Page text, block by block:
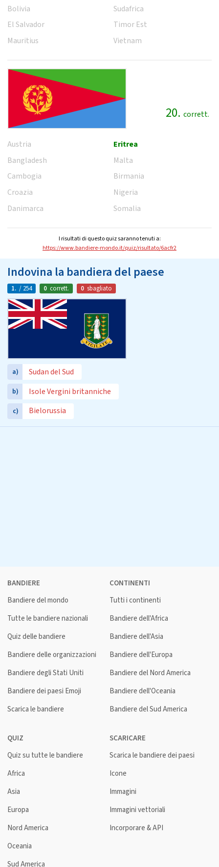
Bolivia
El Salvador
Mauritius
Sudafrica
Timor Est
Vietnam
20. corrett.
Austria
Bangladesh
Cambogia
Croazia
Danimarca
Eritrea
Malta
Birmania
Nigeria
Somalia
I risultati di questo quiz saranno tenuti a:
https://www.bandiere-mondo.it/quiz/risultato/6acfr2
Indovina la bandiera del paese
1. / 254 0 corrett. 0 sbagliato
a) Sudan del Sud
b) Isole Vergini britanniche
c) Bielorussia
BANDIERE
Bandiere del mondo
Tutte le bandiere nazionali
Quiz delle bandiere
Bandiere delle organizzazioni
Bandiere degli Stati Uniti
Bandiere dei paesi Emoji
Scarica le bandiere
CONTINENTI
Tutti i continenti
Bandiere dell'Africa
Bandiere dell'Asia
Bandiere dell'Europa
Bandiere del Nord America
Bandiere dell'Oceania
Bandiere del Sud America
QUIZ
Quiz su tutte le bandiere
Africa
Asia
Europa
Nord America
Oceania
Sud America
SCARICARE
Scarica le bandiere dei paesi
Icone
Immagini
Immagini vettoriali
Incorporare & API